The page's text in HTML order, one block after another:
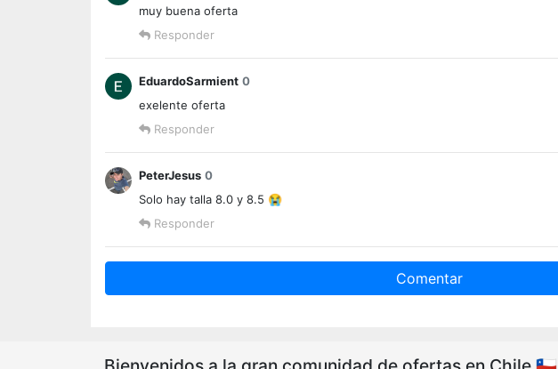
muy buena oferta
Responder
EduardoSarmient 0
exelente oferta
Responder
PeterJesus 0
Solo hay talla 8.0 y 8.5 😭
Responder
Comentar